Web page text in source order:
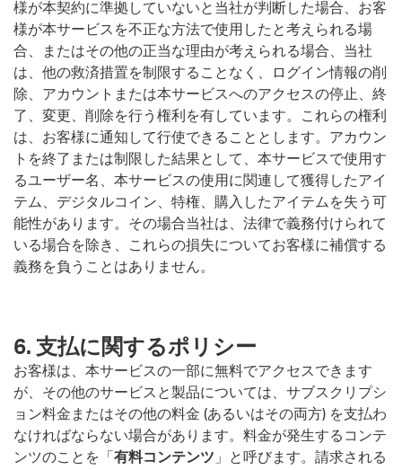
様が本契約に準拠していないと当社が判断した場合、お客
様が本サービスを不正な方法で使用したと考えられる場
合、またはその他の正当な理由が考えられる場合、当社
は、他の救済措置を制限することなく、ログイン情報の削
除、アカウントまたは本サービスへのアクセスの停止、終
了、変更、削除を行う権利を有しています。これらの権利
は、お客様に通知して行使できることとします。アカウン
トを終了または制限した結果として、本サービスで使用す
るユーザー名、本サービスの使用に関連して獲得したアイ
テム、デジタルコイン、特権、購入したアイテムを失う可
能性があります。その場合当社は、法律で義務付けられて
いる場合を除き、これらの損失についてお客様に補償する
義務を負うことはありません。
6. 支払に関するポリシー
お客様は、本サービスの一部に無料でアクセスできます
が、その他のサービスと製品については、サブスクリプシ
ョン料金またはその他の料金 (あるいはその両方) を支払わ
なければならない場合があります。料金が発生するコンテ
ンツのことを「 有料コンテンツ 」と呼びます。請求される